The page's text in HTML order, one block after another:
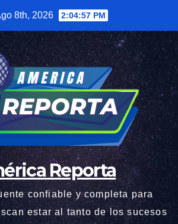
8th, 2026 2:04:58 PM
Reporta
confiable y completa para
estar al tanto de los sucesos